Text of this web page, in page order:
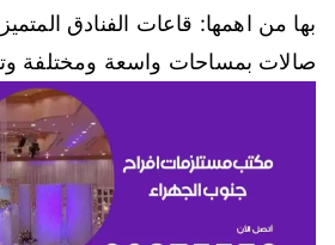
بها من اهمها: قاعات الفنادق
صالات بمساحات واسعة ومختلفة